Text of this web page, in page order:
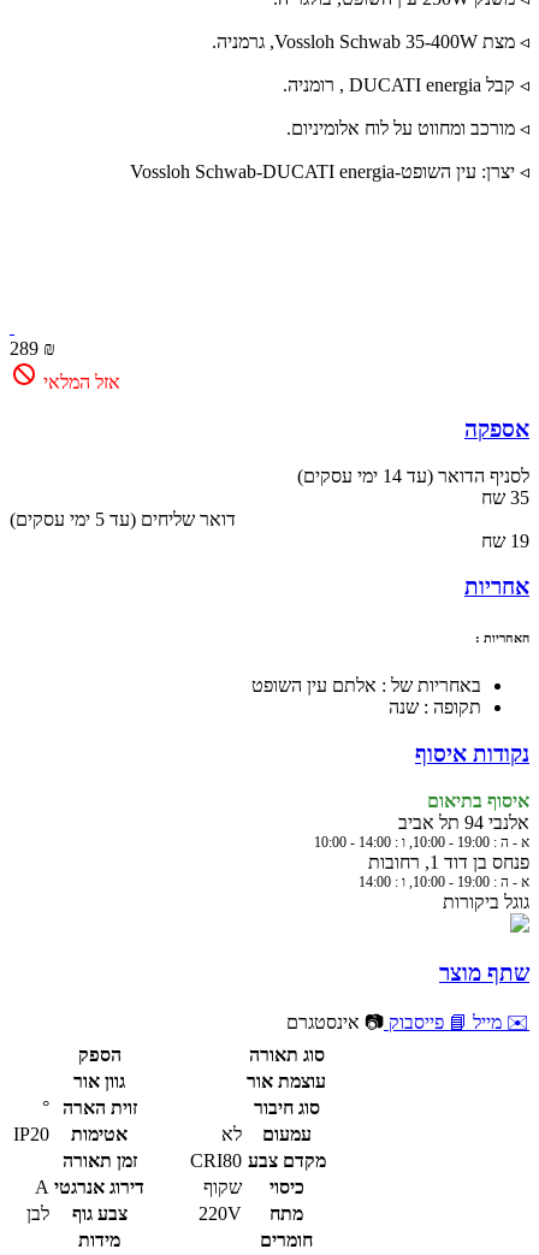
◃ מצת Vossloh Schwab 35-400W, גרמניה.
◃ קבל DUCATI energia , רומניה.
◃ מורכב ומחווט על לוח אלומיניום.
◃ יצרן: עין השופט-Vossloh Schwab-DUCATI energia
289 ₪
אזל המלאי
אספקה
לסניף הדואר (עד 14 ימי עסקים)
35 שח
(עד 5 ימי עסקים) דואר שליחים
19 שח
אחריות
האחריות :
באחריות של : אלתם עין השופט
תקופה : שנה
נקודות איסוף
איסוף בתיאום
אלנבי 94 תל אביב
א - ה : 19:00 - 10:00, ו : 14:00 - 10:00
פנחס בן דוד 1, רחובות
א - ה : 19:00 - 10:00, ו : 14:00
גוגל ביקורות
שתף מוצר
✉️ מייל 📘 פייסבוק 📷 אינסטגרם
סוג תאורה
הספק
עוצמת אור
גוון אור
סוג חיבור
זוית הארה
°
עמעום
לא אטימות
IP20
מקדם צבע CRI80
זמן תאורה
כיסוי
שקוף דירוג אנרגטי A
מתח
220V צבע גוף
לבן
חומרים
מידות